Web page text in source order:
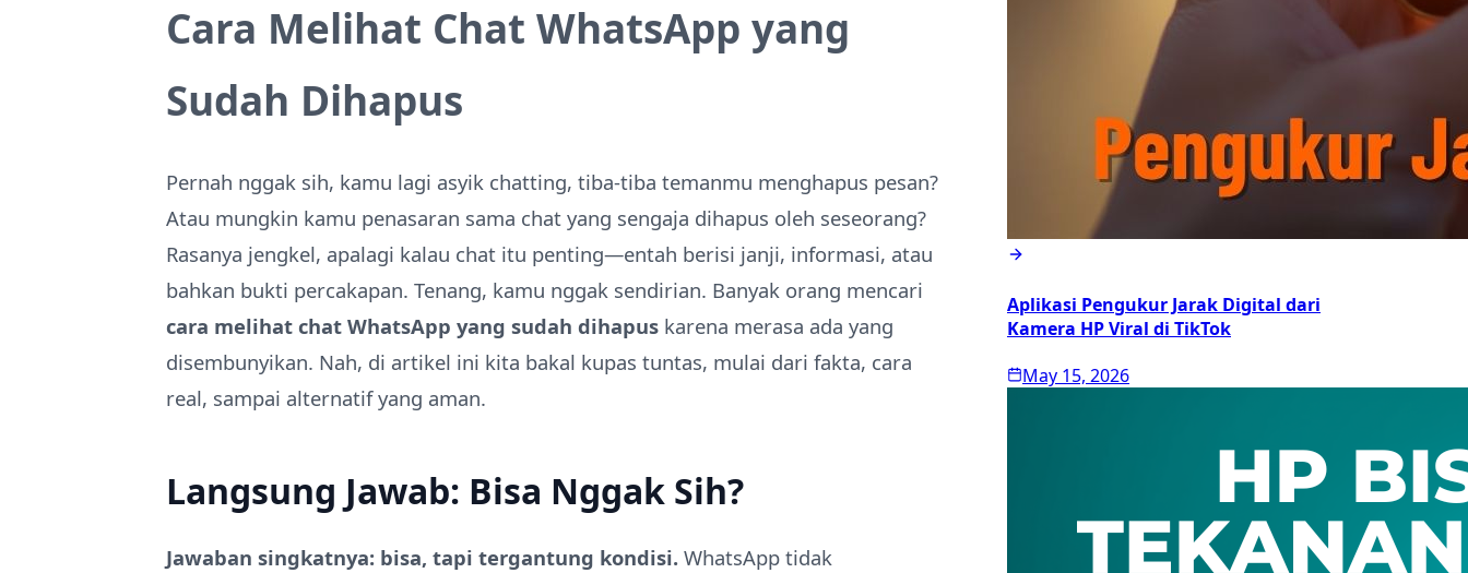
Cara Melihat Chat WhatsApp yang
Sudah Dihapus
Pernah nggak sih, kamu lagi asyik chatting, tiba-tiba temanmu menghapus pesan?
Atau mungkin kamu penasaran sama chat yang sengaja dihapus oleh seseorang?
Rasanya jengkel, apalagi kalau chat itu penting—entah berisi janji, informasi, atau
bahkan bukti percakapan. Tenang, kamu nggak sendirian. Banyak orang mencari
cara melihat chat WhatsApp yang sudah dihapus karena merasa ada yang
disembunyikan. Nah, di artikel ini kita bakal kupas tuntas, mulai dari fakta, cara
real, sampai alternatif yang aman.
Langsung Jawab: Bisa Nggak Sih?
Jawaban singkatnya: bisa, tapi tergantung kondisi. WhatsApp tidak
Aplikasi Pengukur Jarak Digital dari
Kamera HP Viral di TikTok
May 15, 2026